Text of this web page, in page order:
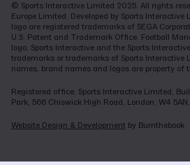
© Sports Interactive Limited 2025. All rights
Europe Limited. Developed by Sports Interactive
logo are registered trademarks of SEGA
U.S. Patent and Trademark Office. Football
logo, Sports Interactive and the Sports
trademarks or trademarks of Sports Interactive
names, brand names and logos are property of
Registered office: Sports Interactive Limited,
Park, 566 Chiswick High Road, London, W4
Website Design & Development by Burnthebook